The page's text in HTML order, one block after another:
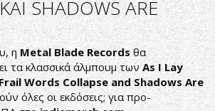
SHADOWS ARE
η Metal Blade Recordsθα
τα κλασσικά άλμπουμ τωνAs I Lay
Frail Words Collapse and Shadows Are
όλες οι εκδόσεις; για προ-